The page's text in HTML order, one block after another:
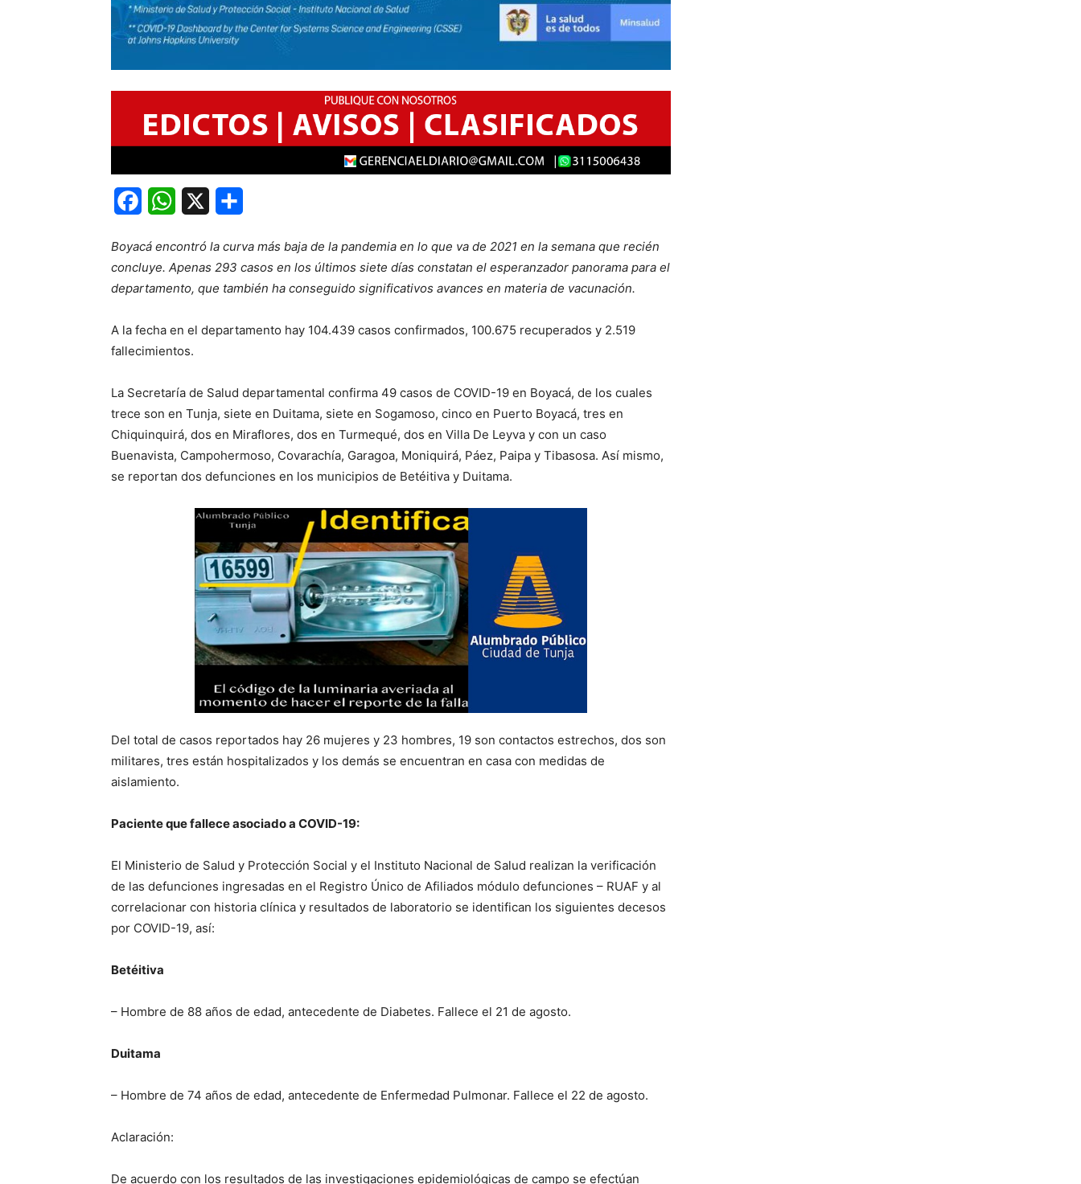
FacebookWhatsApp
Boyacá encontró la curva más baja de la pandemia en lo que va de 2021 en la semana que recién
concluye. Apenas 293 casos en los últimos siete días constatan el esperanzador panorama para el
departamento, que también ha conseguido significativos avances en materia de vacunación.
A la fecha en el departamento hay 104.439 casos confirmados, 100.675 recuperados y 2.519
fallecimientos.
La Secretaría de Salud departamental confirma 49 casos de COVID-19 en Boyacá, de los cuales
trece son en Tunja, siete en Duitama, siete en Sogamoso, cinco en Puerto Boyacá, tres en
Chiquinquirá, dos en Miraflores, dos en Turmequé, dos en Villa De Leyva y con un caso
Buenavista, Campohermoso, Covarachía, Garagoa, Moniquirá, Páez, Paipa y Tibasosa. Así mismo,
se reportan dos defunciones en los municipios de Betéitiva y Duitama.
Del total de casos reportados hay 26 mujeres y 23 hombres, 19 son contactos estrechos, dos son
militares, tres están hospitalizados y los demás se encuentran en casa con medidas de
aislamiento.
Paciente que fallece asociado a COVID-19:
El Ministerio de Salud y Protección Social y el Instituto Nacional de Salud realizan la verificación
de las defunciones ingresadas en el Registro Único de Afiliados módulo defunciones – RUAF y al
correlacionar con historia clínica y resultados de laboratorio se identifican los siguientes decesos
por COVID-19, así:
Betéitiva
– Hombre de 88 años de edad, antecedente de Diabetes. Fallece el 21 de agosto.
Duitama
– Hombre de 74 años de edad, antecedente de Enfermedad Pulmonar. Fallece el 22 de agosto.
Aclaración:
De acuerdo con los resultados de las investigaciones epidemiológicas de campo se efectúan